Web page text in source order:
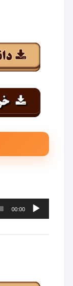
پخش‌کننده
صوت
00:00